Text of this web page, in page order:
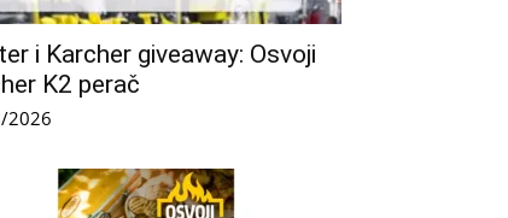
i Karcher giveaway: Osvoji
K2 perač
2026